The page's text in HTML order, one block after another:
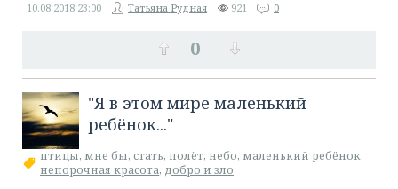
0
10.08.2018 23:00 Татьяна Рудная 921 0
"Я в этом мире маленький
ребёнок..."
птицы, мне бы, стать, полёт, небо, маленький ребёнок,
непорочная красота, добро и зло